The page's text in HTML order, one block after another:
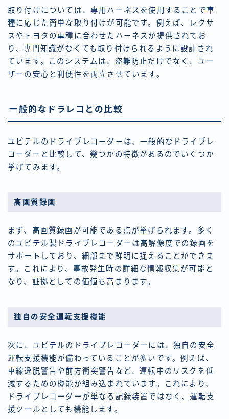
取り付けについては、専用ハーネスを使用することで車
種に応じた簡単な取り付けが可能です。例えば、レクサ
スやトヨタの車種に合わせたハーネスが提供されてお
り、専門知識がなくても取り付けられるように設計され
ています。このシステムは、盗難防止だけでなく、ユー
ザーの安心と利便性を両立させています。
一般的なドラレコとの比較
ユピテルのドライブレコーダーは、一般的なドライブレ
コーダーと比較して、幾つかの特徴があるのでいくつか
挙げてみます。
高画質録画
まず、高画質録画が可能である点が挙げられます。多く
のユピテル製ドライブレコーダーは高解像度での録画を
サポートしており、細部まで鮮明に捉えることができま
す。これにより、事故発生時の詳細な情報収集が可能と
なり、証拠としての価値も高まります。
独自の安全運転支援機能
次に、ユピテルのドライブレコーダーには、独自の安全
運転支援機能が備わっていることが多いです。例えば、
車線逸脱警告や前方衝突警告など、運転中のリスクを低
減するための機能が組み込まれています。これにより、
ドライブレコーダーが単なる記録装置ではなく、運転支
援ツールとしても機能します。